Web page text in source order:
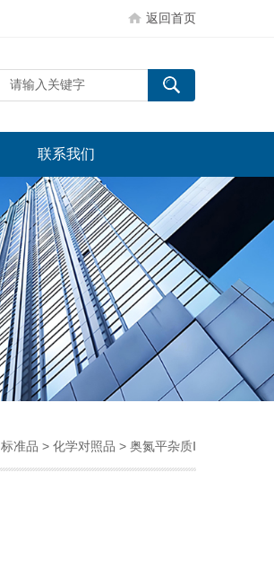
返回首页
联系我们
标准品 > 化学对照品 > 奥氮平杂质Ⅰ